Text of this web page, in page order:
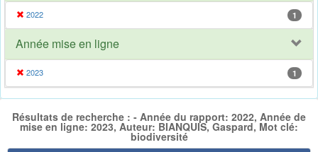
2022 1
Année mise en ligne
2023 1
Résultats de recherche : - Année du rapport: 2022, Année de
mise en ligne: 2023, Auteur: BIANQUIS, Gaspard, Mot clé:
biodiversité